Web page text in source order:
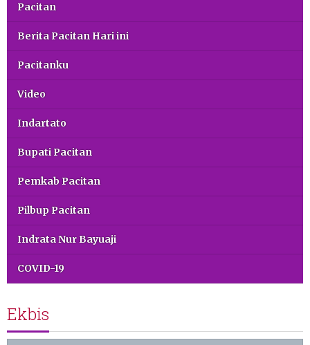
Pacitan
Berita Pacitan Hari ini
Pacitanku
Video
Indartato
Bupati Pacitan
Pemkab Pacitan
Pilbup Pacitan
Indrata Nur Bayuaji
COVID-19
Ekbis